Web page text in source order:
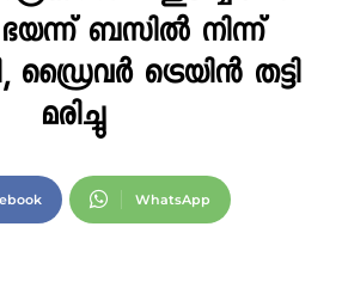
ഭയന്ന് ബസില്‍ നിന്ന്
ഡ്രൈവര്‍ ട്രെയിന്‍ തട്ടി
മരിച്ചു
WhatsApp